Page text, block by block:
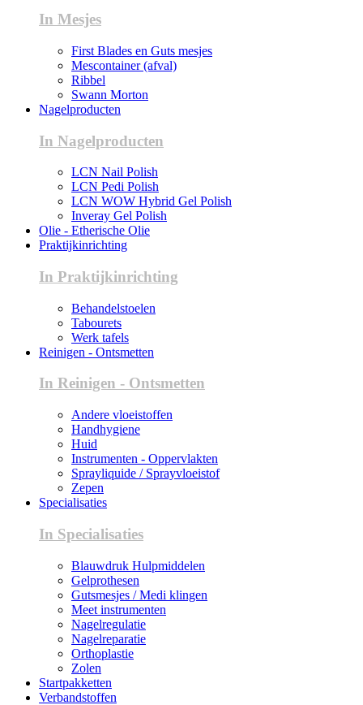
In Mesjes
First Blades en Guts mesjes
Mescontainer (afval)
Ribbel
Swann Morton
Nagelproducten
In Nagelproducten
LCN Nail Polish
LCN Pedi Polish
LCN WOW Hybrid Gel Polish
Inveray Gel Polish
Olie - Etherische Olie
Praktijkinrichting
In Praktijkinrichting
Behandelstoelen
Tabourets
Werk tafels
Reinigen - Ontsmetten
In Reinigen - Ontsmetten
Andere vloeistoffen
Handhygiene
Huid
Instrumenten - Oppervlakten
Sprayliquide / Sprayvloeistof
Zepen
Specialisaties
In Specialisaties
Blauwdruk Hulpmiddelen
Gelprothesen
Gutsmesjes / Medi klingen
Meet instrumenten
Nagelregulatie
Nagelreparatie
Orthoplastie
Zolen
Startpakketten
Verbandstoffen